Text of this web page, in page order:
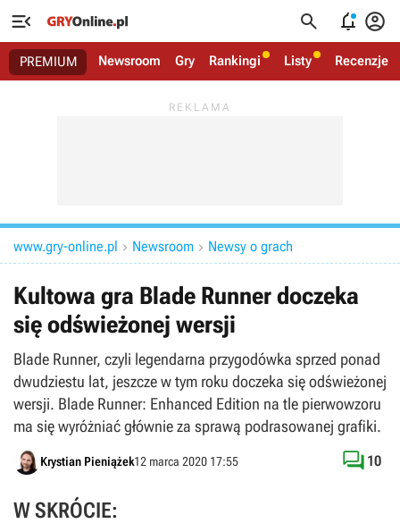
   
PREMIUM Newsroom Gry Rankingi Listy Recenzje
www.gry-online.pl  Newsroom  Newsy o grach
Kultowa gra Blade Runner doczeka
się odświeżonej wersji
Blade Runner, czyli legendarna przygodówka sprzed ponad
dwudziestu lat, jeszcze w tym roku doczeka się odświeżonej
wersji. Blade Runner: Enhanced Edition na tle pierwowzoru
ma się wyróżniać głównie za sprawą podrasowanej grafiki.
Krystian Pieniążek12 marca 2020 17:55  10
W SKRÓCIE: